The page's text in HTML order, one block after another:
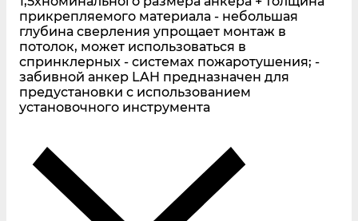
прикрепляемого материала - небольшая
глубина сверления упрощает монтаж в
потолок, может использоваться в
спринклерных - системах пожаротушения; -
забивной анкер LAH предназначен для
предустановки с использованием
установочного инструмента